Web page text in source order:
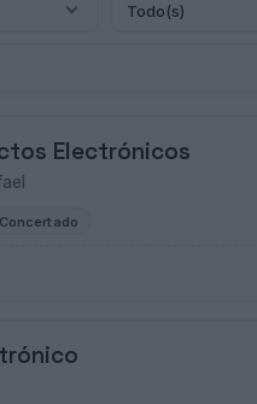
Todo(s)
Electrónicos
Concertado